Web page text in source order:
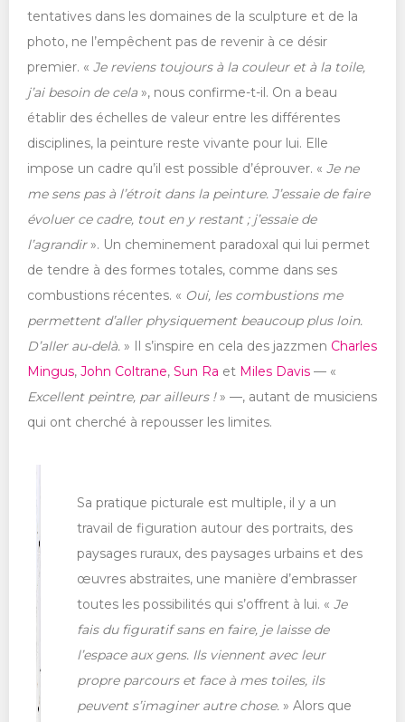
tentatives dans les domaines de la sculpture et de la
photo, ne l’empêchent pas de revenir à ce désir
premier. « Je reviens toujours à la couleur et à la toile,
j’ai besoin de cela », nous confirme-t-il. On a beau
établir des échelles de valeur entre les différentes
disciplines, la peinture reste vivante pour lui. Elle
impose un cadre qu’il est possible d’éprouver. « Je ne
me sens pas à l’étroit dans la peinture. J’essaie de faire
évoluer ce cadre, tout en y restant ; j’essaie de
l’agrandir». Un cheminement paradoxal qui lui permet
de tendre à des formes totales, comme dans ses
combustions récentes. « Oui, les combustions me
permettent d’aller physiquement beaucoup plus loin.
D’aller au-delà. » Il s’inspire en cela des jazzmen Charles
Mingus, John Coltrane, Sun Ra et Miles Davis — «
Excellent peintre, par ailleurs !» —, autant de musiciens
qui ont cherché à repousser les limites.
Sa pratique picturale est multiple, il y a un
travail de figuration autour des portraits, des
paysages ruraux, des paysages urbains et des
œuvres abstraites, une manière d’embrasser
toutes les possibilités qui s’offrent à lui. « Je
fais du figuratif sans en faire, je laisse de
l’espace aux gens. Ils viennent avec leur
propre parcours et face à mes toiles, ils
peuvent s’imaginer autre chose. » Alors que